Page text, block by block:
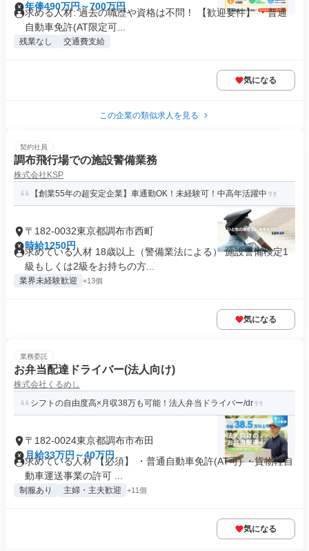
年俸490万円～700万円
求める人材: 過去の職歴や資格は不問！ 【歓迎要件】 ・普通
自動車免許(AT限定可...
残業なし 交通費支給
気になる
この企業の類似求人を見る
契約社員
調布飛行場での施設警備業務
株式会社KSP
【創業55年の超安定企業】車通勤OK！未経験可！中高年活躍中
〒182-0032東京都調布市西町
時給1250円
求めている人材 18歳以上（警備業法による） 施設警備検定1
級もしくは2級をお持ちの方...
業界未経験歓迎 +13個
気になる
業務委託
お弁当配達ドライバー(法人向け)
株式会社くるめし
シフトの自由度高×月収38万も可能！法人弁当ドライバー/dr
〒182-0024東京都調布市布田
月給33万円～40万円
求めている人材 【必須】 ・普通自動車免許(AT可) ・貨物軽自
動車運送事業の許可 ...
制服あり 主婦・主夫歓迎 +11個
気になる